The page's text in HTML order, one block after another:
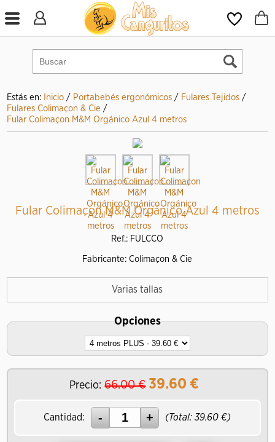
Estás en: Inicio / Portabebés ergonómicos / Fulares Tejidos /
Fulares Colimaçon & Cie /
Fular Colimaçon M&M Orgánico Azul 4 metros
Fular Colimaçon M&M Orgánico Azul 4 metros
Ref.: FULCCO
Fabricante: Colimaçon & Cie
Varias tallas
Opciones
Precio: 66.00 € 39.60 €
Cantidad: (Total:39.60 €)